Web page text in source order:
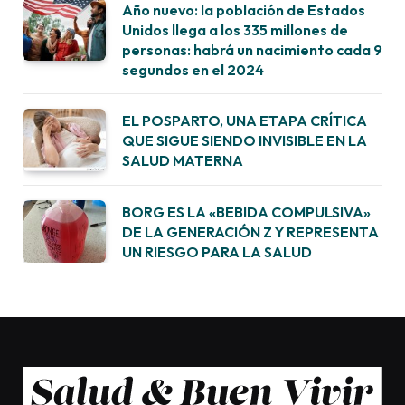
Año nuevo: la población de Estados
Unidos llega a los 335 millones de
personas: habrá un nacimiento cada 9
segundos en el 2024
EL POSPARTO, UNA ETAPA CRÍTICA
QUE SIGUE SIENDO INVISIBLE EN LA
SALUD MATERNA
BORG ES LA «BEBIDA COMPULSIVA»
DE LA GENERACIÓN Z Y REPRESENTA
UN RIESGO PARA LA SALUD